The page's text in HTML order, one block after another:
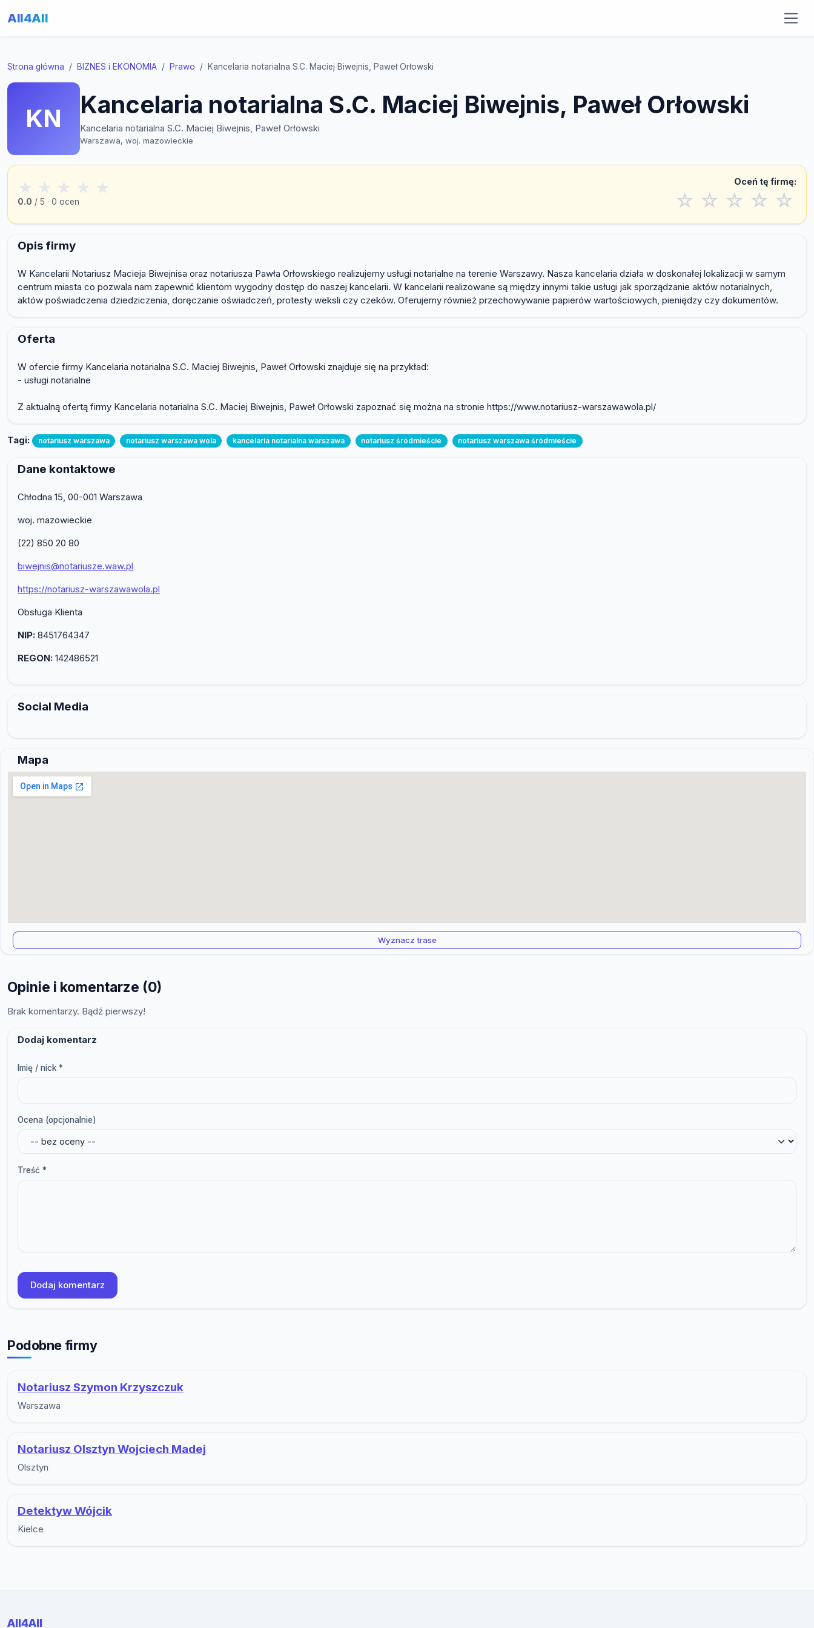
All4All
Strona główna BIZNES i EKONOMIA Prawo Kancelaria notarialna S.C. Maciej Biwejnis, Paweł Orłowski
KN Kancelaria notarialna S.C. Maciej Biwejnis, Paweł Orłowski
Kancelaria notarialna S.C. Maciej Biwejnis, Paweł Orłowski
Warszawa, woj. mazowieckie
★ ★ ★ ★ ★
0.0 / 5 · 0 ocen
Oceń tę firmę:
☆ ☆ ☆ ☆ ☆
Opis firmy
W Kancelarii Notariusz Macieja Biwejnisa oraz notariusza Pawła Orłowskiego realizujemy usługi notarialne na terenie Warszawy. Nasza kancelaria działa w doskonałej lokalizacji w samym
centrum miasta co pozwala nam zapewnić klientom wygodny dostęp do naszej kancelarii. W kancelarii realizowane są między innymi takie usługi jak sporządzanie aktów notarialnych,
aktów poświadczenia dziedziczenia, doręczanie oświadczeń, protesty weksli czy czeków. Oferujemy również przechowywanie papierów wartościowych, pieniędzy czy dokumentów.
Oferta
W ofercie firmy Kancelaria notarialna S.C. Maciej Biwejnis, Paweł Orłowski znajduje się na przykład:
- usługi notarialne
Z aktualną ofertą firmy Kancelaria notarialna S.C. Maciej Biwejnis, Paweł Orłowski zapoznać się można na stronie https://www.notariusz-warszawawola.pl/
Tagi: notariusz warszawa notariusz warszawa wola kancelaria notarialna warszawa notariusz śródmieście notariusz warszawa śródmieście
Dane kontaktowe
Chłodna 15, 00-001 Warszawa
woj. mazowieckie
(22) 850 20 80
biwejnis@notariusze.waw.pl
https://notariusz-warszawawola.pl
Obsługa Klienta
NIP: 8451764347
REGON: 142486521
Social Media
Mapa
Wyznacz trase
Opinie i komentarze (0)
Brak komentarzy. Bądź pierwszy!
Dodaj komentarz
Imię / nick *
Ocena (opcjonalnie)
Treść *
Dodaj komentarz
Podobne firmy
Notariusz Szymon Krzyszczuk
Warszawa
Notariusz Olsztyn Wojciech Madej
Olsztyn
Detektyw Wójcik
Kielce
All4All